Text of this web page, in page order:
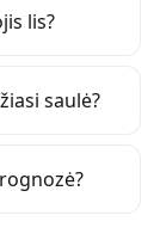
lis?
saulė?